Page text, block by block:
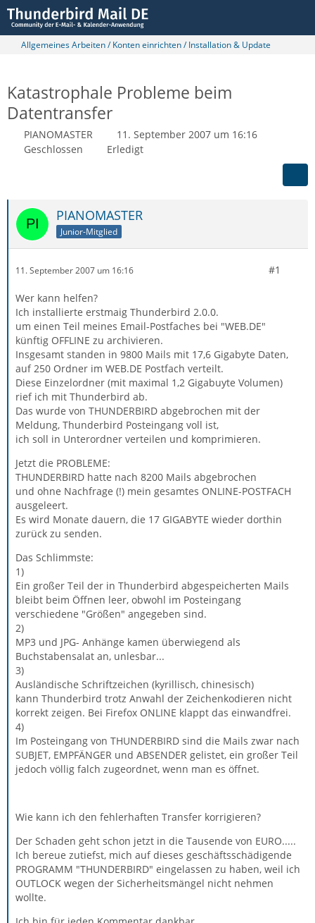
Allgemeines Arbeiten / Konten einrichten / Installation & Update
Katastrophale Probleme beim
Datentransfer
PIANOMASTER
11. September 2007 um 16:16
Geschlossen
Erledigt
PIANOMASTER
Junior-Mitglied
11. September 2007 um 16:16 #1
Wer kann helfen?
Ich installierte erstmaig Thunderbird 2.0.0.
um einen Teil meines Email-Postfaches bei "WEB.DE"
künftig OFFLINE zu archivieren.
Insgesamt standen in 9800 Mails mit 17,6 Gigabyte Daten,
auf 250 Ordner im WEB.DE Postfach verteilt.
Diese Einzelordner (mit maximal 1,2 Gigabuyte Volumen)
rief ich mit Thunderbird ab.
Das wurde von THUNDERBIRD abgebrochen mit der
Meldung, Thunderbird Posteingang voll ist,
ich soll in Unterordner verteilen und komprimieren.
Jetzt die PROBLEME:
THUNDERBIRD hatte nach 8200 Mails abgebrochen
und ohne Nachfrage (!) mein gesamtes ONLINE-POSTFACH
ausgeleert.
Es wird Monate dauern, die 17 GIGABYTE wieder dorthin
zurück zu senden.
Das Schlimmste:
1)
Ein großer Teil der in Thunderbird abgespeicherten Mails
bleibt beim Öffnen leer, obwohl im Posteingang
verschiedene "Größen" angegeben sind.
2)
MP3 und JPG- Anhänge kamen überwiegend als
Buchstabensalat an, unlesbar...
3)
Ausländische Schriftzeichen (kyrillisch, chinesisch)
kann Thunderbird trotz Anwahl der Zeichenkodieren nicht
korrekt zeigen. Bei Firefox ONLINE klappt das einwandfrei.
4)
Im Posteingang von THUNDERBIRD sind die Mails zwar nach
SUBJET, EMPFÄNGER und ABSENDER gelistet, ein großer Teil
jedoch völlig falch zugeordnet, wenn man es öffnet.
Wie kann ich den fehlerhaften Transfer korrigieren?
Der Schaden geht schon jetzt in die Tausende von EURO.....
Ich bereue zutiefst, mich auf dieses geschäftsschädigende
PROGRAMM "THUNDERBIRD" eingelassen zu haben, weil ich
OUTLOCK wegen der Sicherheitsmängel nicht nehmen
wollte.